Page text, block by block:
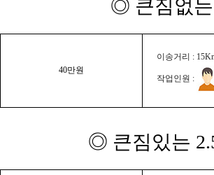
◎ 큰짐없는
40만원
이송거리 :
작업인원 :
◎ 큰짐있는